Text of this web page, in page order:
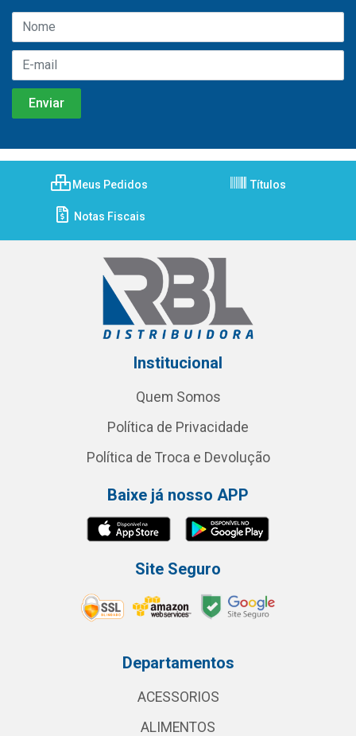
Meus Pedidos Títulos
Notas Fiscais
Institucional
Quem Somos
Política de Privacidade
Política de Troca e Devolução
Baixe já nosso APP
Site Seguro
Departamentos
ACESSORIOS
ALIMENTOS